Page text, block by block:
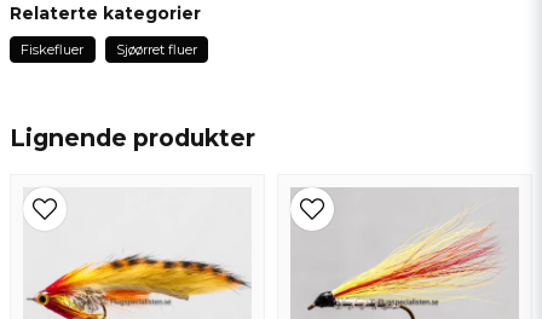
Lignende produkter
Navn
email
Epostadresse
Relaterte kategorier
Fiskefluer Sjøørret fluer